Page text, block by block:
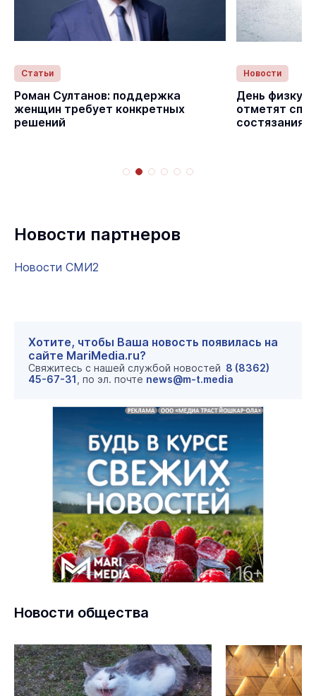
Статьи
Роман Султанов: поддержка
женщин требует конкретных
решений
Новости
День
отметят
Новости партнеров
Новости СМИ2
Хотите, чтобы Ваша новость появилась на
сайте MariMedia.ru?
Свяжитесь с нашей службой новостей 8 (8362)
45-67-31 , по эл. почте news@m-t.media
Новости общества